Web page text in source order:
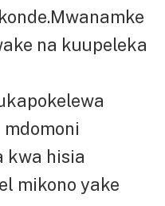
na kuupeleka
kwa hisia
mikono yake